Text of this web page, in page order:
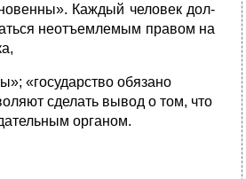
Каждый человек дол­
неотъемлемым правом на
«государство обязано
сделать вывод о том, что
органом.